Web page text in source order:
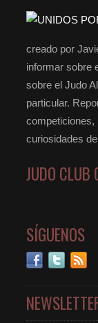
creado por
informar sobre
sobre el Judo
particular.
competiciones,
curiosidades
JUDO CLUB
SÍGUENOS